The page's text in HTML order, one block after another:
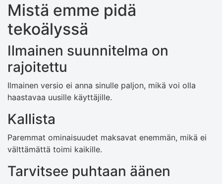
Mistä emme pidä
tekoälyssä
Ilmainen suunnitelma on
rajoitettu
Ilmainen versio ei anna sinulle paljon, mikä voi olla
haastavaa uusille käyttäjille.
Kallista
Paremmat ominaisuudet maksavat enemmän, mikä ei
välttämättä toimi kaikille.
Tarvitsee puhtaan äänen